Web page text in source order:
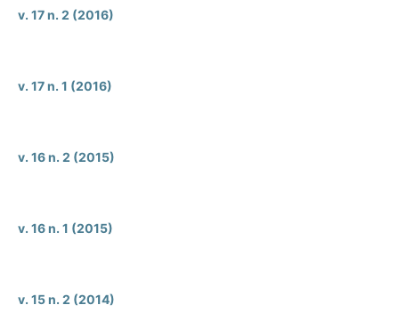
v. 17 n. 2 (2016)
v. 17 n. 1 (2016)
v. 16 n. 2 (2015)
v. 16 n. 1 (2015)
v. 15 n. 2 (2014)